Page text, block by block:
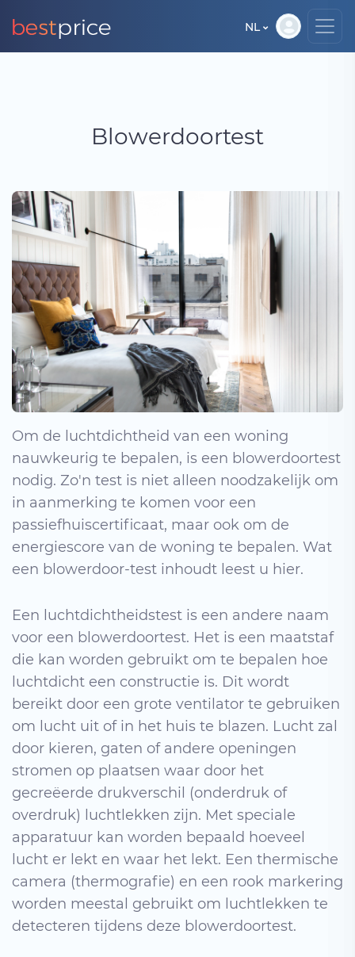
NL
Blowerdoortest
Om de luchtdichtheid van een woning
nauwkeurig te bepalen, is een blowerdoortest
nodig. Zo'n test is niet alleen noodzakelijk om
in aanmerking te komen voor een
passiefhuiscertificaat, maar ook om de
energiescore van de woning te bepalen. Wat
een blowerdoor-test inhoudt leest u hier.
Een luchtdichtheidstest is een andere naam
voor een blowerdoortest. Het is een maatstaf
die kan worden gebruikt om te bepalen hoe
luchtdicht een constructie is. Dit wordt
bereikt door een grote ventilator te gebruiken
om lucht uit of in het huis te blazen. Lucht zal
door kieren, gaten of andere openingen
stromen op plaatsen waar door het
gecreëerde drukverschil (onderdruk of
overdruk) luchtlekken zijn. Met speciale
apparatuur kan worden bepaald hoeveel
lucht er lekt en waar het lekt. Een thermische
camera (thermografie) en een rook markering
worden meestal gebruikt om luchtlekken te
detecteren tijdens deze blowerdoortest.